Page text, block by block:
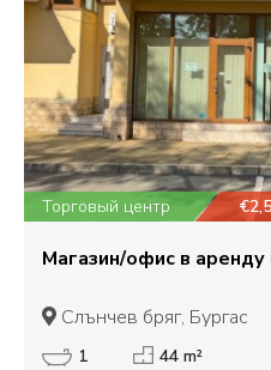
Торговый центр
Магазин/офис в
Слънчев бряг, Бургас
1 44 m²